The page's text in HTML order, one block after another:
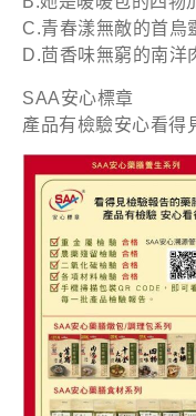
C.青春漾無敵的首烏
D.茴香味無窮的南洋
SAA安心標章
產品有檢驗安心看得